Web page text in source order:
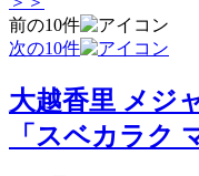
前の10件
次の10件
大越香里 メジ
「スベカラク